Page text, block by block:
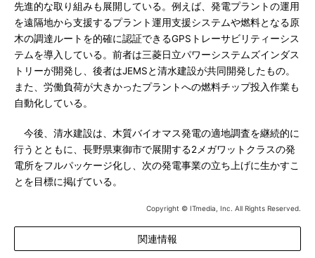
先進的な取り組みも展開している。例えば、発電プラントの運用
を遠隔地から支援するプラント運用支援システムや燃料となる原
木の調達ルートを的確に認証できるGPSトレーサビリティーシス
テムを導入している。前者は三菱日立パワーシステムズインダス
トリーが開発し、後者はJEMSと清水建設が共同開発したもの。
また、労働負荷が大きかったプラントへの燃料チップ投入作業も
自動化している。
今後、清水建設は、木質バイオマス発電の適地調査を継続的に
行うとともに、長野県東御市で展開する2メガワットクラスの発
電所をフルパッケージ化し、次の発電事業の立ち上げに生かすこ
とを目標に掲げている。
Copyright © ITmedia, Inc. All Rights Reserved.
関連情報